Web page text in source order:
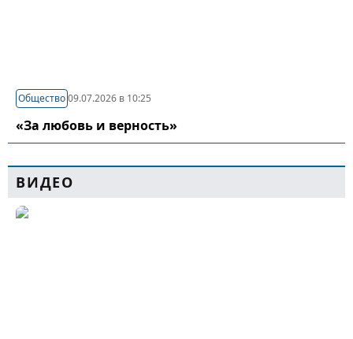
Общество09.07.2026 в 10:25
«За любовь и верность»
ВИДЕО